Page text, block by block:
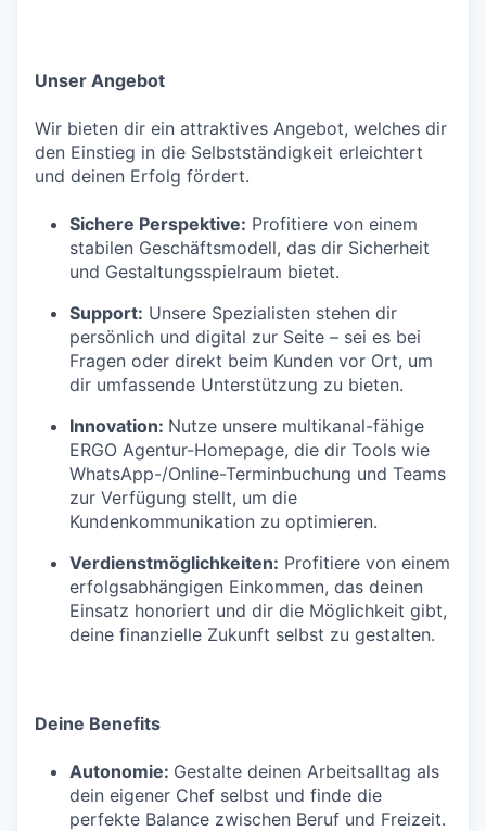
Unser Angebot
Wir bieten dir ein attraktives Angebot, welches dir
den Einstieg in die Selbstständigkeit erleichtert
und deinen Erfolg fördert.
Sichere Perspektive: Profitiere von einem
stabilen Geschäftsmodell, das dir Sicherheit
und Gestaltungsspielraum bietet.
Support: Unsere Spezialisten stehen dir
persönlich und digital zur Seite – sei es bei
Fragen oder direkt beim Kunden vor Ort, um
dir umfassende Unterstützung zu bieten.
Innovation: Nutze unsere multikanal-fähige
ERGO Agentur-Homepage, die dir Tools wie
WhatsApp-/Online-Terminbuchung und Teams
zur Verfügung stellt, um die
Kundenkommunikation zu optimieren.
Verdienstmöglichkeiten: Profitiere von einem
erfolgsabhängigen Einkommen, das deinen
Einsatz honoriert und dir die Möglichkeit gibt,
deine finanzielle Zukunft selbst zu gestalten.
Deine Benefits
Autonomie: Gestalte deinen Arbeitsalltag als
dein eigener Chef selbst und finde die
perfekte Balance zwischen Beruf und Freizeit.